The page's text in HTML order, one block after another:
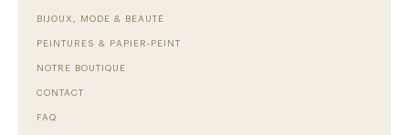
BIJOUX, MODE & BEAUTÉ
PEINTURES & PAPIER-PEINT
NOTRE BOUTIQUE
CONTACT
FAQ